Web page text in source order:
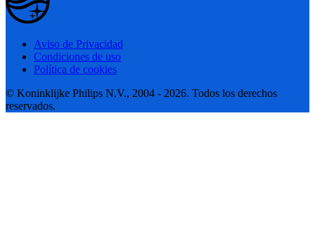
Aviso de Privacidad
Condiciones de uso
Política de cookies
© Koninklijke Philips N.V., 2004 - 2026. Todos los derechos
reservados.